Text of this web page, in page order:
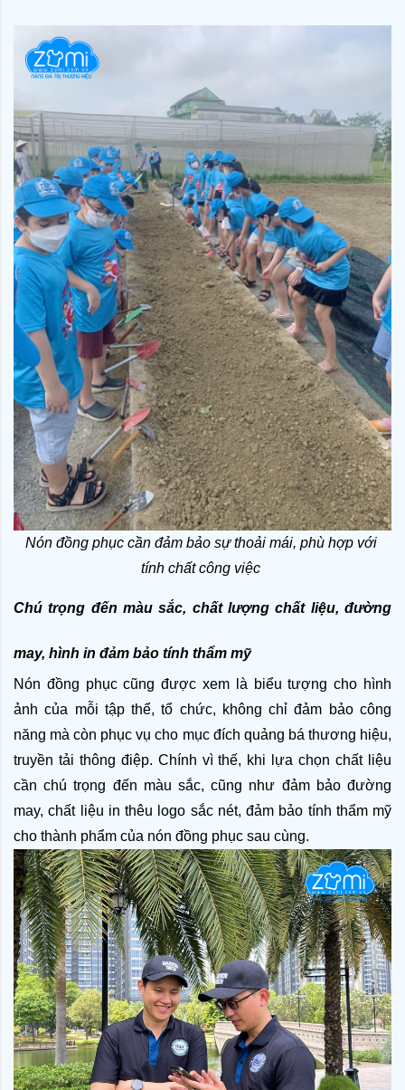
Nón đồng phục cần đảm bảo sự thoải mái, phù hợp với
tính chất công việc
Chú trọng đến màu sắc, chất lượng chất liệu, đường
may, hình in đảm bảo tính thẩm mỹ
Nón đồng phục cũng được xem là biểu tượng cho hình
ảnh của mỗi tập thể, tổ chức, không chỉ đảm bảo công
năng mà còn phục vụ cho mục đích quảng bá thương hiệu,
truyền tải thông điệp. Chính vì thế, khi lựa chọn chất liệu
cần chú trọng đến màu sắc, cũng như đảm bảo đường
may, chất liệu in thêu logo sắc nét, đảm bảo tính thẩm mỹ
cho thành phẩm của nón đồng phục sau cùng.